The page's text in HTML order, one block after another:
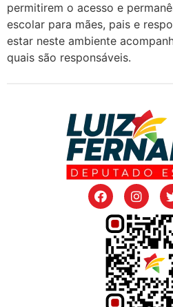
permitirem o acesso e
escolar para mães, pais e
estar neste ambiente
quais são responsáveis.